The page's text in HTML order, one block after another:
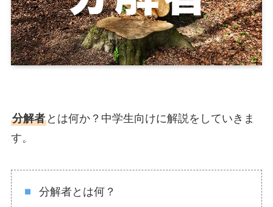
分解者とは何か？中学生向けに解説をしていきま
す。
分解者とは何？